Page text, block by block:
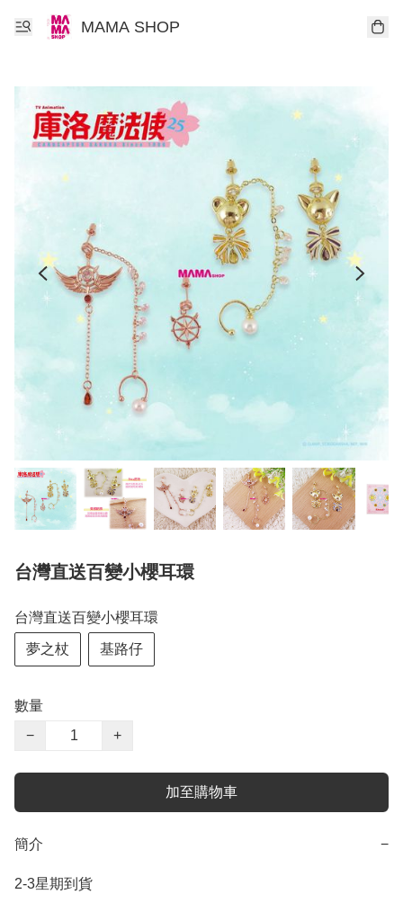
MAMA SHOP
台灣直送百變小櫻耳環
台灣直送百變小櫻耳環
夢之杖 基路仔
數量
−
+
加至購物車
簡介 −
2-3星期到貨